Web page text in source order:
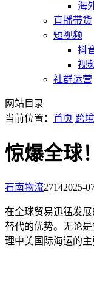
海
直播带货
短视频
抖
视
社群运营
网站目录
当前位置： 首页 跨
惊爆全球
石南物流27142025-
在全球贸易迅猛发
替代的优势。无论
理中美国际海运的